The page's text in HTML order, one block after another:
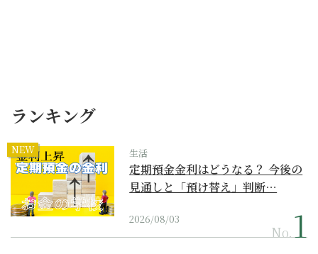
ランキング
NEW 生活
定期預金金利はどうなる？ 今後の
見通しと「預け替え」判断…
2026/08/03
No.